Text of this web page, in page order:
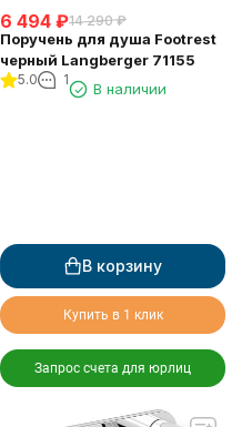
6 494 ₽14 290 ₽
Поручень для душа Footrest
черный Langberger 71155
5.0 1
В наличии
В корзину
Купить в 1 клик
Запрос счета для юрлиц